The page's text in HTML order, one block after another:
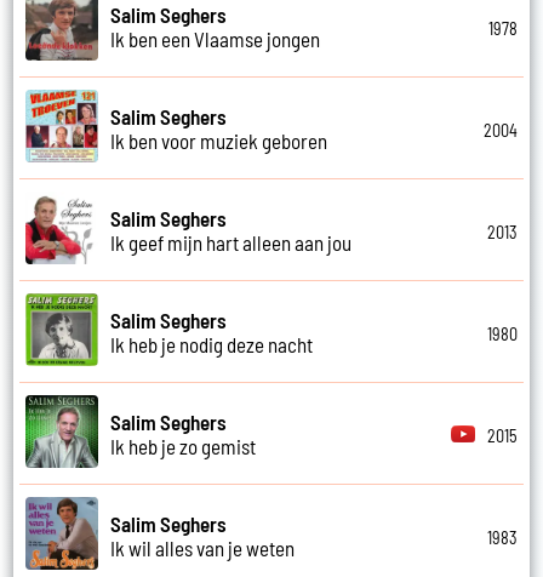
Salim Seghers
Ik ben een Vlaamse jongen
1978
Salim Seghers
Ik ben voor muziek geboren
2004
Salim Seghers
Ik geef mijn hart alleen aan jou
2013
Salim Seghers
Ik heb je nodig deze nacht
1980
Salim Seghers
Ik heb je zo gemist
2015
Salim Seghers
Ik wil alles van je weten
1983